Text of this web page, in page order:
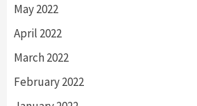
May 2022
April 2022
March 2022
February 2022